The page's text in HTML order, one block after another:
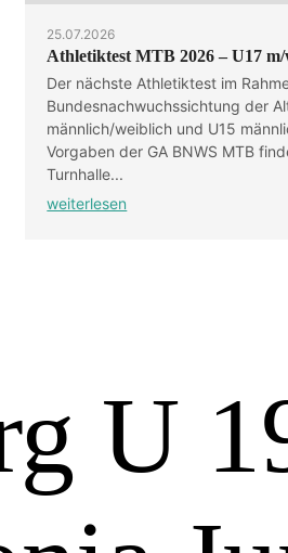
25.07.2026
Athletiktest MTB 2026 – U17
Der nächste Athletiktest im
Bundesnachwuchssichtung der
männlich/weiblich und U15
Vorgaben der GA BNWS MTB
Turnhalle...
weiterlesen
U